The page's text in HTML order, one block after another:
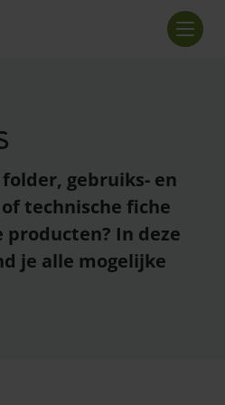
checkout
gebruiks- en
technische fiche
producten? In deze
je alle mogelijke